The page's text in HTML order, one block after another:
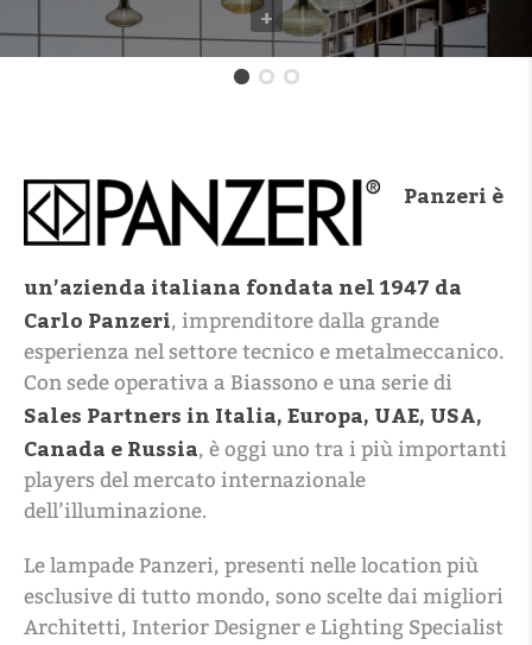
+
Golden Ring
Panzeri è
un’azienda italiana fondata nel 1947 da
Carlo Panzeri, imprenditore dalla grande
esperienza nel settore tecnico e metalmeccanico.
Con sede operativa a Biassono e una serie di
Sales Partners in Italia, Europa, UAE, USA,
Canada e Russia, è oggi uno tra i più importanti
players del mercato internazionale
dell’illuminazione.
Le lampade Panzeri, presenti nelle location più
esclusive di tutto mondo, sono scelte dai migliori
Architetti, Interior Designer e Lighting Specialist